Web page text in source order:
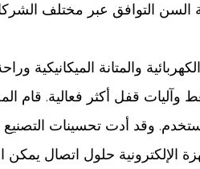
السن التوافق عبر مختلف
والمتانة
قفل أكثر فعالية. قام
وقد أدت تحسينات